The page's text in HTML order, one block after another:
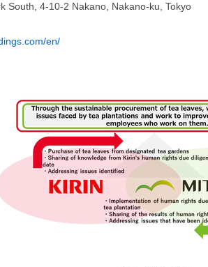
South, 4-10-2 Nakano, Nakano-ku, Tokyo
en/